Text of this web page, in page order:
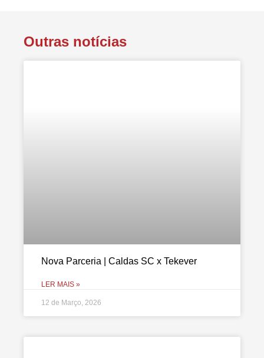
Outras notícias
Nova Parceria | Caldas SC x Tekever
LER MAIS »
12 de Março, 2026